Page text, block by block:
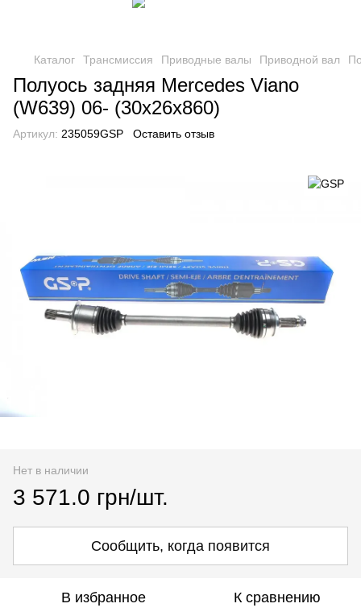
Каталог Трансмиссия Приводные валы Приводной вал
Полуось задняя Mercedes Viano
(W639) 06- (30x26x860)
Артикул: 235059GSP Оставить отзыв
Нет в наличии
3 571.0 грн/шт.
Сообщить, когда появится
В избранное К сравнению